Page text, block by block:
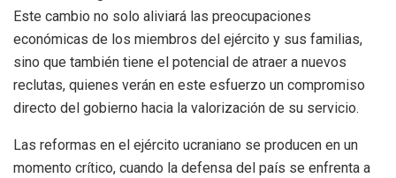
Este cambio no solo aliviará las preocupaciones
económicas de los miembros del ejército y sus familias,
sino que también tiene el potencial de atraer a nuevos
reclutas, quienes verán en este esfuerzo un compromiso
directo del gobierno hacia la valorización de su servicio.
Las reformas en el ejército ucraniano se producen en un
momento crítico, cuando la defensa del país se enfrenta a